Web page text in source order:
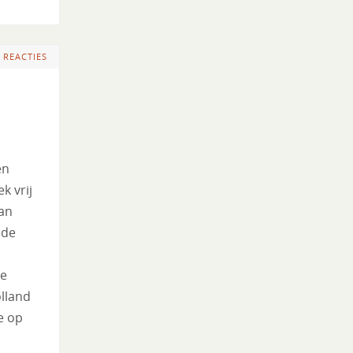
REACTIES
vrij
op